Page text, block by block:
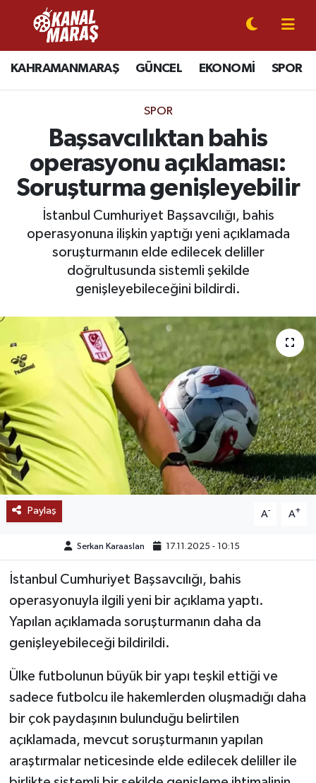
KAHRAMANMARAŞ GÜNCEL EKONOMİ SPOR
SPOR
Başsavcılıktan bahis
operasyonu açıklaması:
Soruşturma genişleyebilir
İstanbul Cumhuriyet Başsavcılığı, bahis
operasyonuna ilişkin yaptığı yeni açıklamada
soruşturmanın elde edilecek deliller
doğrultusunda sistemli şekilde
genişleyebileceğini bildirdi.
Paylaş A- A+
Serkan Karaaslan 17.11.2025 - 10:15
İstanbul Cumhuriyet Başsavcılığı, bahis
operasyonuyla ilgili yeni bir açıklama yaptı.
Yapılan açıklamada soruşturmanın daha da
genişleyebileceği bildirildi.
Ülke futbolunun büyük bir yapı teşkil ettiği ve
sadece futbolcu ile hakemlerden oluşmadığı daha
bir çok paydaşının bulunduğu belirtilen
açıklamada, mevcut soruşturmanın yapılan
araştırmalar neticesinde elde edilecek deliller ile
CANLI YAYIN
KAHRAMANMARAŞ
SPOR
SİYASET
EKONOMİ
GÜNDEM
SAĞLIK
BÖLGE
KEŞFET
POPÜLER
DÜNYA
TREND
OTOMOTİV
YAŞAM
KÜLTÜR SANAT
Kahramanmaraş Nöbetçi Eczaneler
Kahramanmaraş Hava Durumu
Kahramanmaraş Trafik Yoğunluk Haritası
Süper Lig Puan Durumu ve Fikstür
Tüm Manşetler
Son Dakika Haberleri